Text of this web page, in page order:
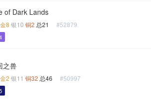
of Dark Lands
金8 银10 铜2 总21 #52879
之兽
金2 银11 铜32 总46 #50997